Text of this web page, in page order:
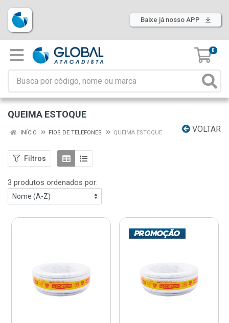
Baixe já nosso APP
0
QUEIMA ESTOQUE
VOLTAR
INÍCIO FIOS DE TELEFONES QUEIMA ESTOQUE
Filtros
3 produtos ordenados por: